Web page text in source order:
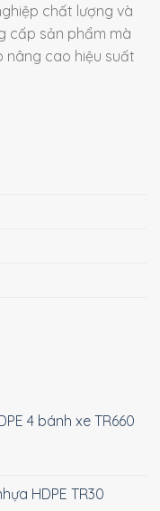
chất lượng và
cấp sản phẩm mà
nâng cao hiệu suất
4 bánh xe TR660
HDPE TR30